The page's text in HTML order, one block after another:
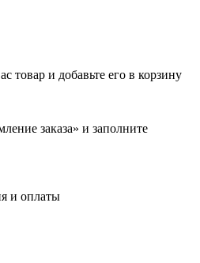
товар и добавьте его в корзину
заказа» и заполните
и оплаты